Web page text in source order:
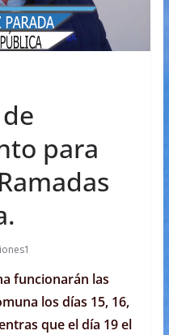
para
funcionarán las
los días 15, 16,
que el día 19 el